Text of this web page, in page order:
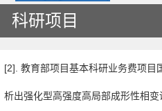
科研项目
[2]. 教育部项目基本科研业务费项
析出强化型高强度高局部成形性相变